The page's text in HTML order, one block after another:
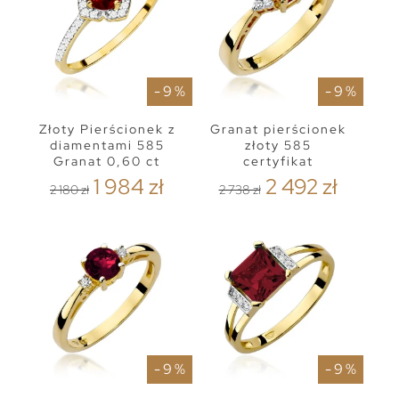
- 9 %
Złoty Pierścionek z
diamentami 585
Granat 0,60 ct
2 180 zł 1 984 zł
- 9 %
Granat pierścionek
złoty 585
certyfikat
2 738 zł 2 492 zł
- 9 % - 9 %